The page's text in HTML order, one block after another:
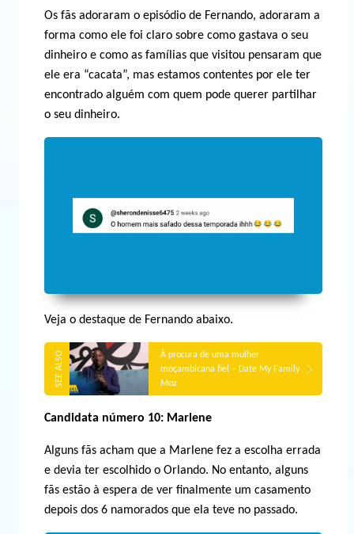
Os fãs adoraram o episódio de Fernando, adoraram a
forma como ele foi claro sobre como gastava o seu
dinheiro e como as famílias que visitou pensaram que
ele era “cacata”, mas estamos contentes por ele ter
encontrado alguém com quem pode querer partilhar
o seu dinheiro.
Veja o destaque de Fernando abaixo.
À procura de uma mulher
moçambicana fiel – Date My Family
Moz
Candidata número 10: Marlene
Alguns fãs acham que a Marlene fez a escolha errada
e devia ter escolhido o Orlando. No entanto, alguns
fãs estão à espera de ver finalmente um casamento
depois dos 6 namorados que ela teve no passado.